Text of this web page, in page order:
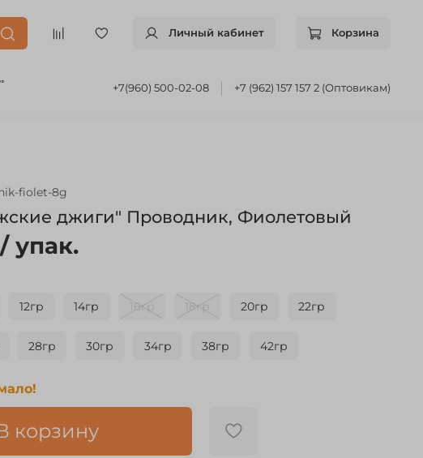
Личный кабинет Корзина
+7(960) 500-02-08 +7 (962) 157 157 2 (Оптовикам)
fiolet-8g
джиги" Проводник, Фиолетовый
/ упак.
корзину
12гр 14гр 16гр 18гр 20гр 22гр
28гр 30гр 34гр 38гр 42гр